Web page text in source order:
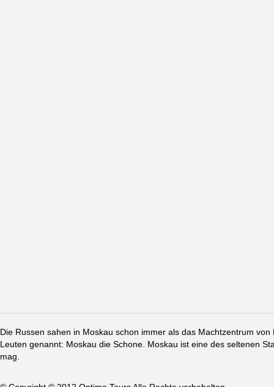
Die Russen sahen in Moskau schon immer als das Machtzentrum
Leuten genannt: Moskau die Schone. Moskau ist eine des seltenen
mag.